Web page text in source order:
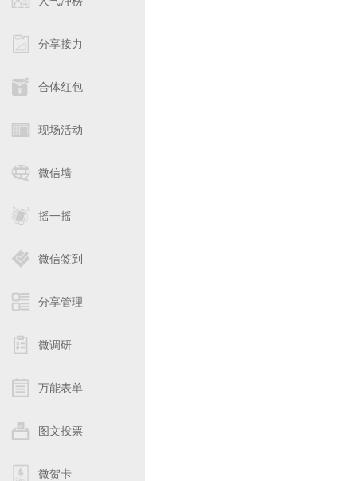
分享接力
合体红包
现场活动
微信墙
摇一摇
微信签到
分享管理
微调研
万能表单
图文投票
微贺卡